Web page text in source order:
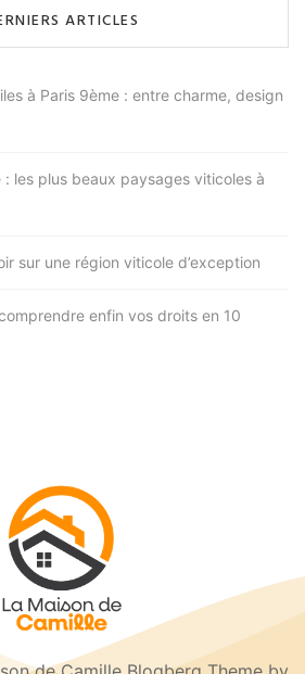
ARTICLES
à Paris 9ème : entre charme, design
: les plus beaux paysages viticoles à
sur une région viticole d’exception
enfin vos droits en 10